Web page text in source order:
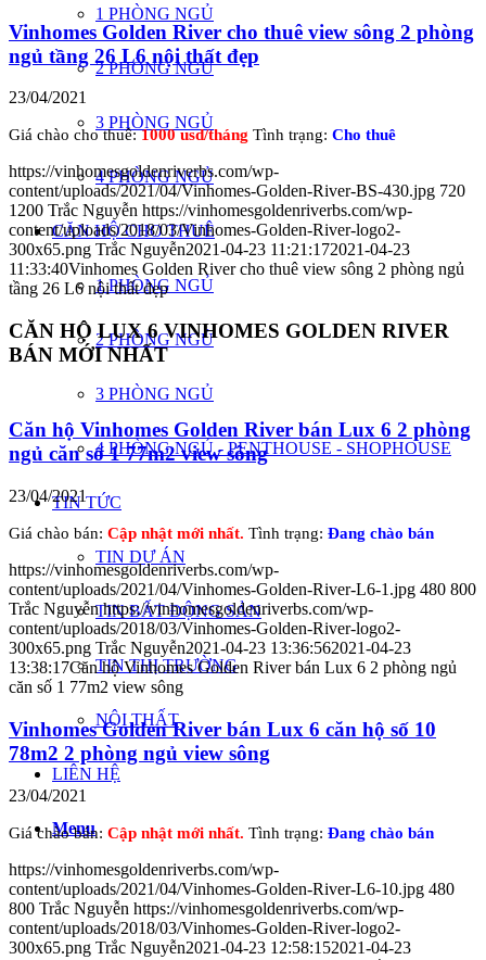
1 PHÒNG NGỦ
2 PHÒNG NGỦ
3 PHÒNG NGỦ
4 PHÒNG NGỦ
CĂN HỘ CHO THUÊ
1 PHÒNG NGỦ
2 PHÒNG NGỦ
3 PHÒNG NGỦ
4 PHÒNG NGỦ - PENTHOUSE - SHOPHOUSE
TIN TỨC
TIN DỰ ÁN
TIN BẤT ĐỘNG SẢN
TIN THỊ TRƯỜNG
NỘI THẤT
LIÊN HỆ
Menu
Vinhomes Golden River cho thuê view sông 2 phòng
ngủ tầng 26 L6 nội thất đẹp
23/04/2021
Giá chào cho thuê:1000 usd/tháng Tình trạng: Cho thuê
https://vinhomesgoldenriverbs.com/wp-
content/uploads/2021/04/Vinhomes-Golden-River-BS-430.jpg 720
1200 Trắc Nguyễn https://vinhomesgoldenriverbs.com/wp-
content/uploads/2018/03/Vinhomes-Golden-River-logo2-
300x65.png Trắc Nguyễn2021-04-23 11:21:172021-04-23
11:33:40Vinhomes Golden River cho thuê view sông 2 phòng ngủ
tầng 26 L6 nội thất đẹp
CĂN HỘ LUX 6 VINHOMES GOLDEN RIVER
BÁN MỚI NHẤT
Căn hộ Vinhomes Golden River bán Lux 6 2 phòng
ngủ căn số 1 77m2 view sông
23/04/2021
Giá chào bán: Cập nhật mới nhất. Tình trạng: Đang chào bán
https://vinhomesgoldenriverbs.com/wp-
content/uploads/2021/04/Vinhomes-Golden-River-L6-1.jpg 480 800
Trắc Nguyễn https://vinhomesgoldenriverbs.com/wp-
content/uploads/2018/03/Vinhomes-Golden-River-logo2-
300x65.png Trắc Nguyễn2021-04-23 13:36:562021-04-23
13:38:17Căn hộ Vinhomes Golden River bán Lux 6 2 phòng ngủ
căn số 1 77m2 view sông
Vinhomes Golden River bán Lux 6 căn hộ số 10
78m2 2 phòng ngủ view sông
23/04/2021
Giá chào bán: Cập nhật mới nhất. Tình trạng: Đang chào bán
https://vinhomesgoldenriverbs.com/wp-
content/uploads/2021/04/Vinhomes-Golden-River-L6-10.jpg 480
800 Trắc Nguyễn https://vinhomesgoldenriverbs.com/wp-
content/uploads/2018/03/Vinhomes-Golden-River-logo2-
300x65.png Trắc Nguyễn2021-04-23 12:58:152021-04-23